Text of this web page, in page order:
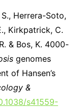
Herrera-Soto,
Kirkpatrick, C.
& Bos, K. 4000-
genomes
of Hansen’s
&
s41559-